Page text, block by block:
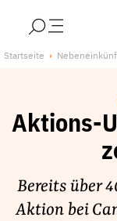
Über uns
Finanzierung
Publikationen und
Lobbykritische
Startseite
Aktions-
Bereits über
Aktion bei